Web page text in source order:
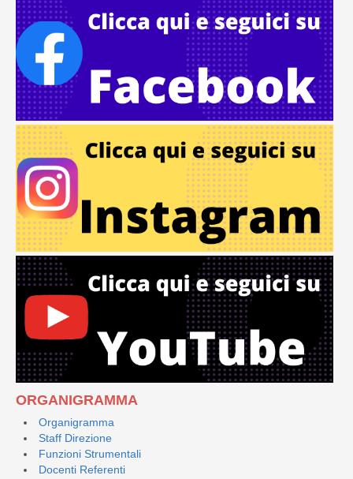
ORGANIGRAMMA
Organigramma
Staff Direzione
Funzioni Strumentali
Docenti Referenti